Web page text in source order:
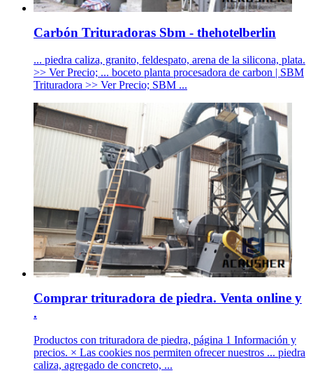
Carbón Trituradoras Sbm - thehotelberlin
... piedra caliza, granito, feldespato, arena de la silicona, plata.
>> Ver Precio; ... boceto planta procesadora de carbon | SBM
Trituradora >> Ver Precio; SBM ...
Comprar trituradora de piedra. Venta online y
.
Productos con trituradora de piedra, página 1 Información y
precios. × Las cookies nos permiten ofrecer nuestros ... piedra
caliza, agregado de concreto, ...